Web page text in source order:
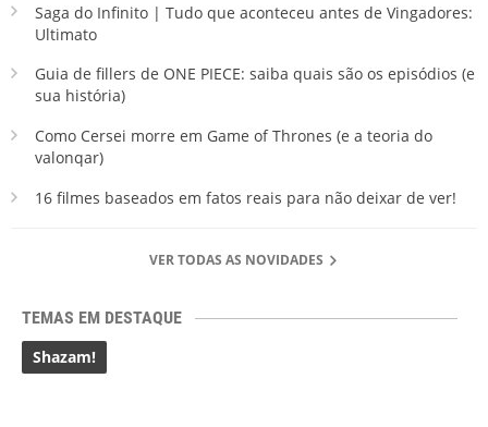
Saga do Infinito | Tudo que aconteceu antes de Vingadores:
Ultimato
Guia de fillers de ONE PIECE: saiba quais são os episódios (e
sua história)
Como Cersei morre em Game of Thrones (e a teoria do
valonqar)
16 filmes baseados em fatos reais para não deixar de ver!
VER TODAS AS NOVIDADES
TEMAS EM DESTAQUE
Shazam!